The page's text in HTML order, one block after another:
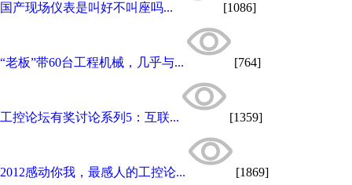
国产现场仪表是叫好不叫座吗... [1086]
“老板”带60台工程机械，几乎与... [764]
工控论坛有奖讨论系列5：互联... [1359]
2012感动你我，最感人的工控论... [1869]